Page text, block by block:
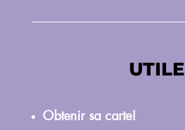
UTILE
Obtenir sa carte!